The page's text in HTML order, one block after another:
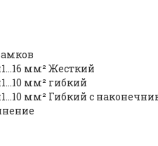
мм² Жесткий
мм² гибкий
мм² Гибкий с